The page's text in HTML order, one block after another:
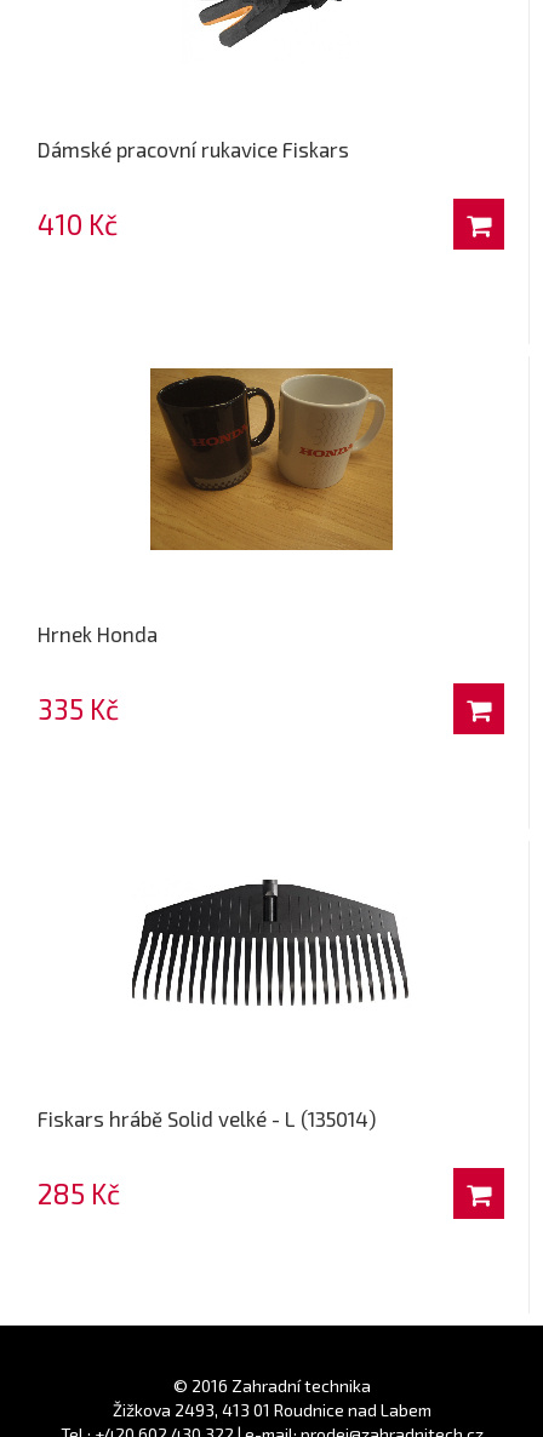
Dámské pracovní rukavice Fiskars
410 Kč
Hrnek Honda
335 Kč
Fiskars hrábě Solid velké - L (135014)
285 Kč
© 2016 Zahradní technika
Žižkova 2493, 413 01 Roudnice nad Labem